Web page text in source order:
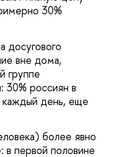
30%
вне дома,
группе
30% россиян в
каждый день, еще
более явно
в первой половине